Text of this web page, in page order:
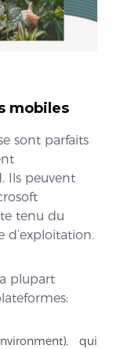
mobiles
sont parfaits
Ils peuvent
tenu du
d’exploitation.
plupart
qui